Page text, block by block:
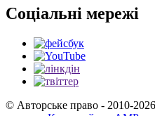
Соціальні мережі
© Авторське право - 2010-